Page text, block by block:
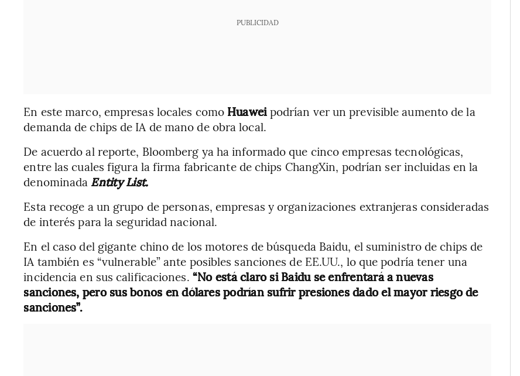
PUBLICIDAD
En este marco, empresas locales como Huaweipodrían ver un previsible aumento de la
demanda de chips de IA de mano de obra local.
De acuerdo al reporte, Bloomberg ya ha informado que cinco empresas tecnológicas,
entre las cuales figura la firma fabricante de chips ChangXin, podrían ser incluidas en la
denominada Entity List.
Esta recoge a un grupo de personas, empresas y organizaciones extranjeras consideradas
de interés para la seguridad nacional.
En el caso del gigante chino de los motores de búsqueda Baidu, el suministro de chips de
IA también es “vulnerable” ante posibles sanciones de EE.UU., lo que podría tener una
incidencia en sus calificaciones. “No está claro si Baidu se enfrentará a nuevas
sanciones, pero sus bonos en dólares podrían sufrir presiones dado el mayor riesgo de
sanciones”.